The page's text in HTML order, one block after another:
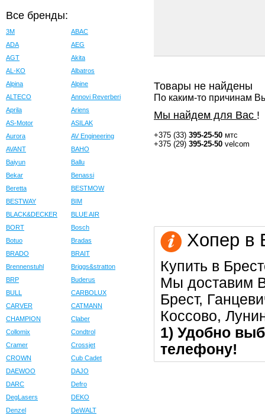
Все бренды:
3M
ABAC
ADA
AEG
AGT
Akita
AL-KO
Albatros
Alpina
Alpine
ALTECO
Annovi Reverberi
Aprila
Ariens
AS-Motor
ASILAK
Aurora
AV Engineering
AVANT
BAHO
Baiyun
Ballu
Bekar
Benassi
Beretta
BESTMOW
BESTWAY
BIM
BLACK&DECKER
BLUE AIR
BORT
Bosch
Botuo
Bradas
BRADO
BRAIT
Brennenstuhl
Briggs&stratton
BRP
Buderus
BULL
CARBOLUX
CARVER
CATMANN
CHAMPION
Claber
Collomix
Condtrol
Cramer
Crossjet
CROWN
Cub Cadet
DAEWOO
DAJO
DARC
Defro
DegLasers
DEKO
Denzel
DeWALT
Товары не найдены
По каким-то причинам
Мы найдем для Вас !
+375 (33) 395-25-50 мтс
+375 (29) 395-25-50 velcom
Хопер в
Купить в
Мы доставим
Брест,
Коссово,
1) Удобно
телефону!